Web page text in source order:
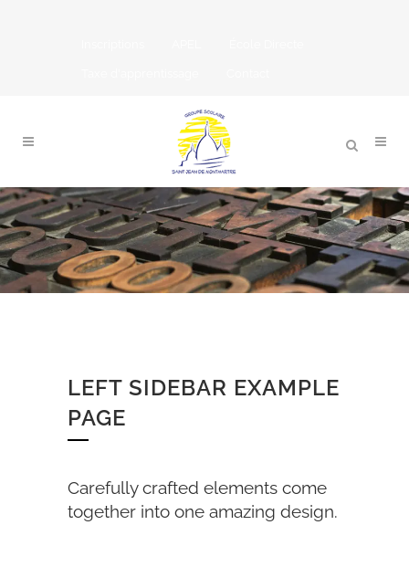
LEFT SIDEBAR EXAMPLE
PAGE
Carefully crafted elements come
together into one amazing design.